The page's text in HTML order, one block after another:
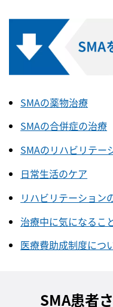
SMAの薬物治療
SMAの合併症の治療
SMAのリハビリテー
日常生活のケア
リハビリテーション
治療中に気になるこ
医療費助成制度につ
SMA患者